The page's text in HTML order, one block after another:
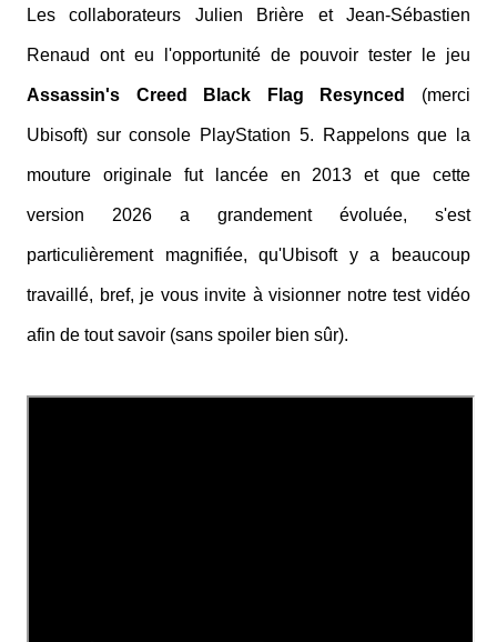
Les collaborateurs Julien Brière et Jean-Sébastien
Renaud ont eu l'opportunité de pouvoir tester le jeu
Assassin's Creed Black Flag Resynced (merci
Ubisoft) sur console PlayStation 5. Rappelons que la
mouture originale fut lancée en 2013 et que cette
version 2026 a grandement évoluée, s'est
particulièrement magnifiée, qu'Ubisoft y a beaucoup
travaillé, bref, je vous invite à visionner notre test vidéo
afin de tout savoir (sans spoiler bien sûr).